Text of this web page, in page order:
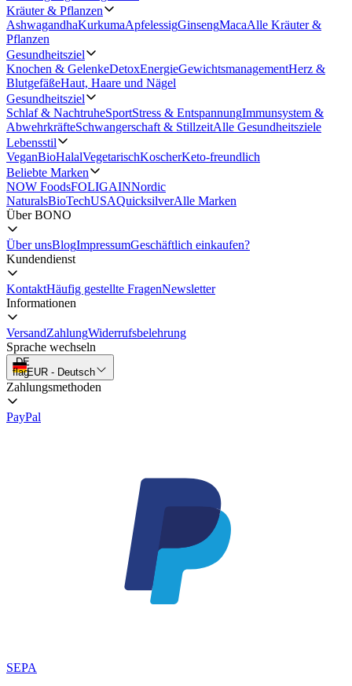
Kräuter & Pflanzen
AshwagandhaKurkumaApfelessigGinsengMacaAlle Kräuter &
Pflanzen
Gesundheitsziel
Knochen & GelenkeDetoxEnergieGewichtsmanagementHerz &
BlutgefäßeHaut, Haare und Nägel
Gesundheitsziel
Schlaf & NachtruheSportStress & EntspannungImmunsystem &
AbwehrkräfteSchwangerschaft & StillzeitAlle Gesundheitsziele
Lebensstil
VeganBioHalalVegetarischKoscherKeto-freundlich
Beliebte Marken
NOW FoodsFOLIGAINNordic
NaturalsBioTechUSAQuicksilverAlle Marken
Über BONO
Über unsBlogImpressumGeschäftlich einkaufen?
Kundendienst
KontaktHäufig gestellte FragenNewsletter
Informationen
VersandZahlungWiderrufsbelehrung
Sprache wechseln
DE
flagEUR- Deutsch
Zahlungsmethoden
PayPal
SEPA